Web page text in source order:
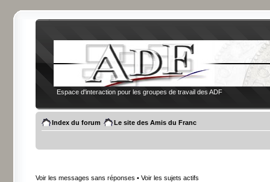
Espace d'interaction pour les groupes de travail des ADF
Index du forum Le site des Amis du Franc
Voir les messages sans réponses • Voir les sujets actifs